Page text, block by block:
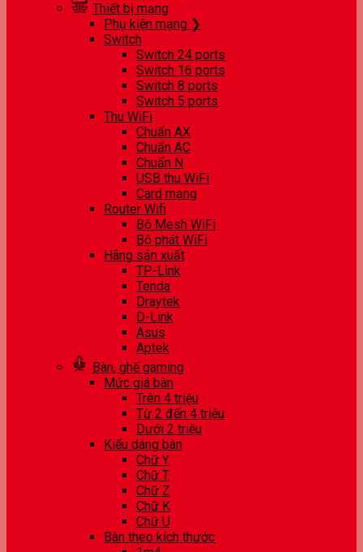
Thiết bị mạng
Phụ kiện mạng ❯
Switch
Switch 24 ports
Switch 16 ports
Switch 8 ports
Switch 5 ports
Thu WiFi
Chuẩn AX
Chuẩn AC
Chuẩn N
USB thu WiFi
Card mạng
Router Wifi
Bộ Mesh WiFi
Bộ phát WiFi
Hãng sản xuất
TP-Link
Tenda
Draytek
D-Link
Asus
Aptek
Bàn, ghế gaming
Mức giá bàn
Trên 4 triệu
Từ 2 đến 4 triệu
Dưới 2 triệu
Kiểu dáng bàn
Chữ Y
Chữ T
Chữ Z
Chữ K
Chữ U
Bàn theo kích thước